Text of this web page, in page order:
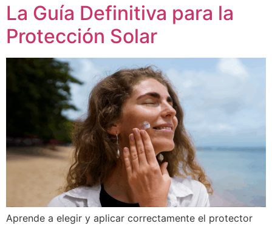
La Guía Definitiva para la
Protección Solar
Aprende a elegir y aplicar correctamente el protector